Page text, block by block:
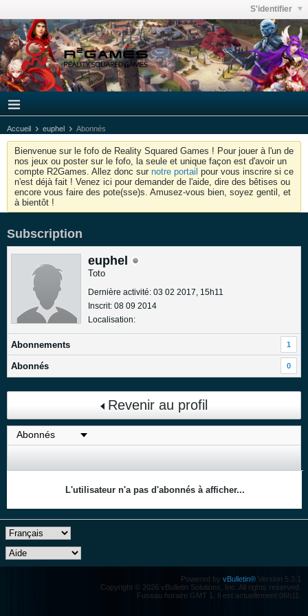
S'identifier
Accueil euphel Abonnés
Bienvenue sur le fofo de Reality Squared Games ! Pour jouer à l'un de
nos jeux ou poster sur le fofo, la seule et unique façon est d'avoir un
compte R2Games. Allez donc sur notre portail pour vous inscrire si ce
n'est déjà fait ! Venez ici pour demander de l'aide, dire des bêtises ou
encore vous faire des pote(sse)s. Amusez-vous bien, soyez gentil, et
à bientôt !
Subscription
euphel
Toto
Dernière activité: 03 02 2017, 15h11
Inscrit: 08 09 2014
Localisation:
Abonnements 1
Abonnés 0
Revenir au profil
L'utilisateur n'a pas d'abonnés à afficher...
Powered by vBulletin® Version 5.3.1
Copyright © 2026 vBulletin Solutions, Inc. All rights reserved.
Fuseau horaire GMT 1. Il est actuellement 06h11.